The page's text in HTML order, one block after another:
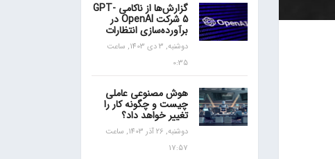
گزارش‌ها از ناکامی GPT-
5 شرکت OpenAI در
برآورده‌سازی انتظارات
دوشنبه, 3 دی 1403, ساعت
0:35
هوش مصنوعی عاملی
چیست و چگونه کار را
تغییر خواهد داد؟
دوشنبه, 26 آذر 1403, ساعت
17:57